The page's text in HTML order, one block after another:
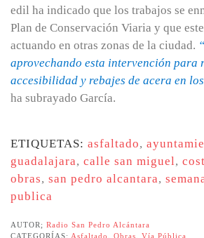
edil ha indicado que los trabajos se
Plan de Conservación Viaria y que
actuando en otras zonas de la ciudad.
aprovechando esta intervención para
accesibilidad y rebajes de acera en
ha subrayado García.
ETIQUETAS: asfaltado,
guadalajara, calle san miguel,
obras, san pedro alcantara,
publica
AUTOR; Radio San Pedro Alcántara
CATEGORÍAS: Asfaltado Obras Vía Pública